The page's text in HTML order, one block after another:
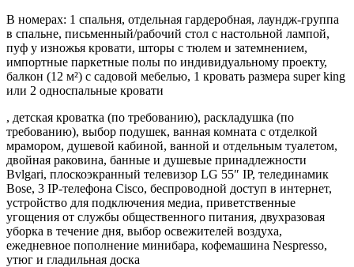
В номерах: 1 спальня, отдельная гардеробная, лаундж-группа
в спальне, письменный/рабочий стол с настольной лампой,
пуф у изножья кровати, шторы с тюлем и затемнением,
импортные паркетные полы по индивидуальному проекту,
балкон (12 м²) с садовой мебелью, 1 кровать размера super king
или 2 односпальные кровати
, детская кроватка (по требованию), раскладушка (по
требованию), выбор подушек, ванная комната с отделкой
мрамором, душевой кабиной, ванной и отдельным туалетом,
двойная раковина, банные и душевые принадлежности
Bvlgari, плоскоэкранный телевизор LG 55″ IP, телединамик
Bose, 3 IP-телефона Cisco, беспроводной доступ в интернет,
устройство для подключения медиа, приветственные
угощения от службы общественного питания, двухразовая
уборка в течение дня, выбор освежителей воздуха,
ежедневное пополнение минибара, кофемашина Nespresso,
утюг и гладильная доска